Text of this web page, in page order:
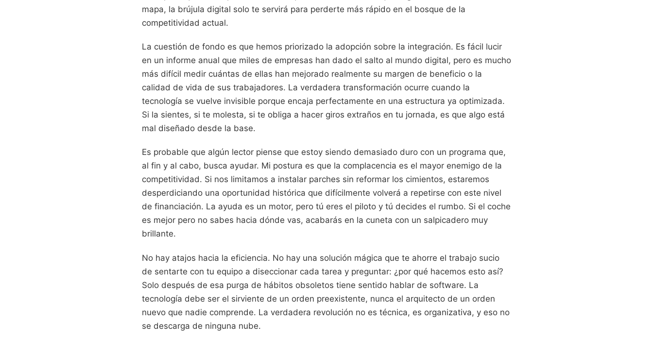
mapa, la brújula digital solo te servirá para perderte más rápido en el bosque de la
competitividad actual.
La cuestión de fondo es que hemos priorizado la adopción sobre la integración. Es fácil lucir
en un informe anual que miles de empresas han dado el salto al mundo digital, pero es mucho
más difícil medir cuántas de ellas han mejorado realmente su margen de beneficio o la
calidad de vida de sus trabajadores. La verdadera transformación ocurre cuando la
tecnología se vuelve invisible porque encaja perfectamente en una estructura ya optimizada.
Si la sientes, si te molesta, si te obliga a hacer giros extraños en tu jornada, es que algo está
mal diseñado desde la base.
Es probable que algún lector piense que estoy siendo demasiado duro con un programa que,
al fin y al cabo, busca ayudar. Mi postura es que la complacencia es el mayor enemigo de la
competitividad. Si nos limitamos a instalar parches sin reformar los cimientos, estaremos
desperdiciando una oportunidad histórica que difícilmente volverá a repetirse con este nivel
de financiación. La ayuda es un motor, pero tú eres el piloto y tú decides el rumbo. Si el coche
es mejor pero no sabes hacia dónde vas, acabarás en la cuneta con un salpicadero muy
brillante.
No hay atajos hacia la eficiencia. No hay una solución mágica que te ahorre el trabajo sucio
de sentarte con tu equipo a diseccionar cada tarea y preguntar: ¿por qué hacemos esto así?
Solo después de esa purga de hábitos obsoletos tiene sentido hablar de software. La
tecnología debe ser el sirviente de un orden preexistente, nunca el arquitecto de un orden
nuevo que nadie comprende. La verdadera revolución no es técnica, es organizativa, y eso no
se descarga de ninguna nube.